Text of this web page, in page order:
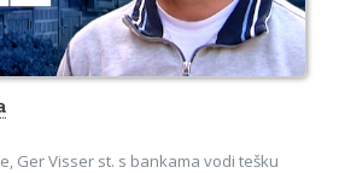
Ger Visser st. s bankama vodi tešku